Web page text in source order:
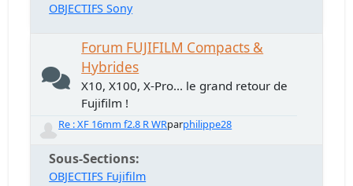
OBJECTIFS Sony
Forum FUJIFILM Compacts &
Hybrides
X10, X100, X-Pro... le grand retour de
Fujifilm !
Re : XF 16mm f2.8 R WRparphilippe28
Sous-Sections
OBJECTIFS Fujifilm